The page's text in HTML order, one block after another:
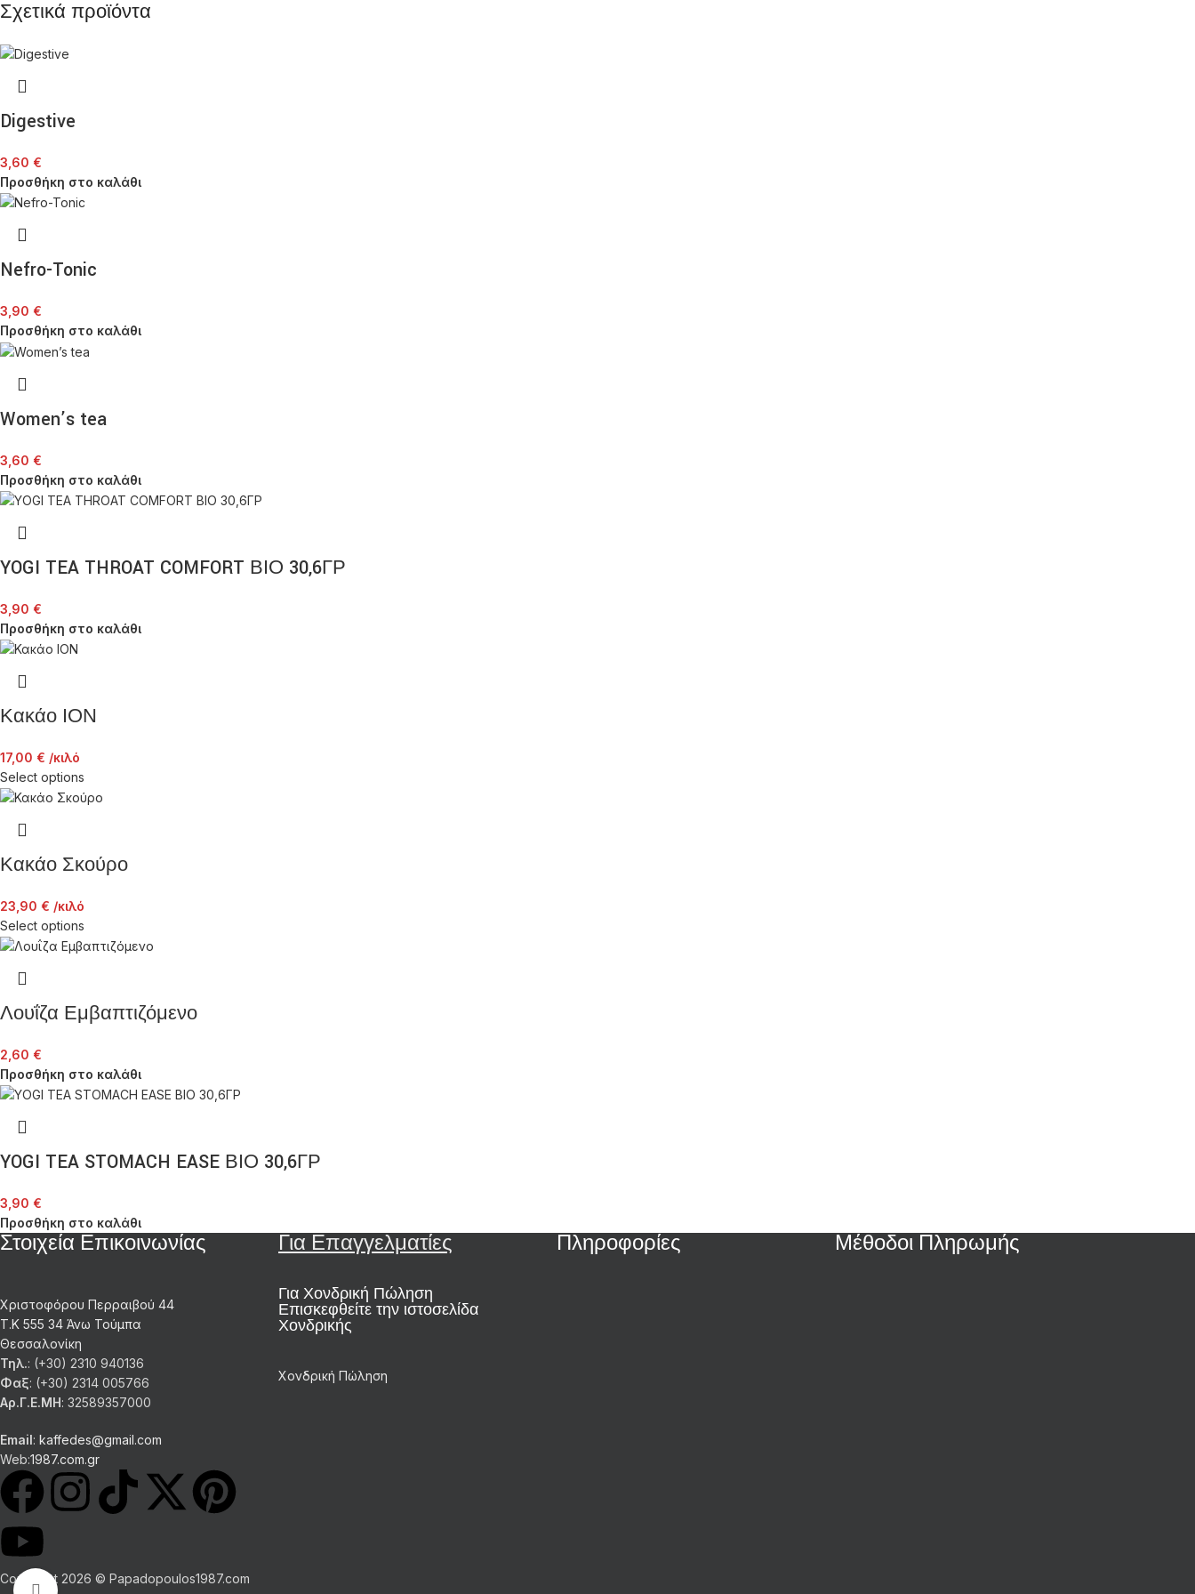
Click to enlarge
Σχετικά προϊόντα
Digestive
3,60 €
Προσθήκη στο καλάθι
Nefro-Tonic
3,90 €
Προσθήκη στο καλάθι
Women’s tea
3,60 €
Προσθήκη στο καλάθι
YOGI TEA THROAT COMFORT ΒΙΟ 30,6ΓΡ
3,90 €
Προσθήκη στο καλάθι
Κακάο ΙΟΝ
17,00 € /κιλό
Select options
Κακάο Σκούρο
23,90 € /κιλό
Select options
Λουΐζα Εμβαπτιζόμενο
2,60 €
Προσθήκη στο καλάθι
YOGI TEA STOMACH EASE ΒΙΟ 30,6ΓΡ
3,90 €
Προσθήκη στο καλάθι
Στοιχεία Επικοινωνίας
Χριστοφόρου Περραιβού 44
Τ.Κ 555 34 Άνω Τούμπα
Θεσσαλονίκη
Τηλ.: (+30) 2310 940136
Φαξ: (+30) 2314 005766
Αρ.Γ.Ε.ΜΗ: 32589357000
Email: kaffedes@gmail.com
Web:1987.com.gr
Για Επαγγελματίες
Για Χονδρική Πώληση
Επισκεφθείτε την ιστοσελίδα
Χονδρικής
Χονδρική Πώληση
Πληροφορίες Μέθοδοι Πληρωμής
Copyright 2026 © Papadopoulos1987.com